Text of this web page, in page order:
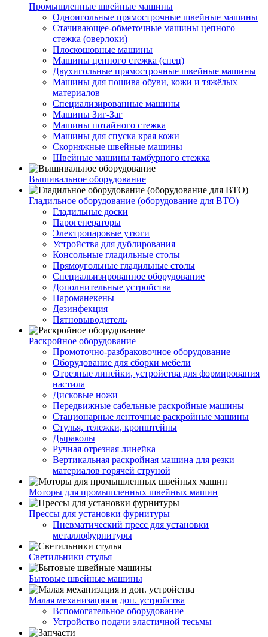
Промышленные швейные машины
Одноигольные прямострочные швейные машины
Стачивающее-обметочные машины цепного
стежка (оверлоки)
Плоскошовные машины
Машины цепного стежка (спец)
Двухигольные прямострочные швейные машины
Машины для пошива обуви, кожи и тяжёлых
материалов
Специализированные машины
Машины Зиг-Заг
Машины потайного стежка
Машины для спуска края кожи
Скорняжные швейные машины
Швейные машины тамбурного стежка
Вышивальное оборудование
Гладильное оборудование (оборудование для ВТО)
Гладильные доски
Парогенераторы
Электропаровые утюги
Устройства для дублирования
Консольные гладильные столы
Прямоугольные гладильные столы
Специальизированное оборудование
Дополнительные устройства
Пароманекены
Дезинфекция
Пятновыводитель
Раскройное оборудование
Промоточно-разбраковочное оборудование
Оборудование для сборки мебели
Отрезные линейки, устройства для формирования
настила
Дисковые ножи
Передвижные сабельные раскройные машины
Стационарные ленточные раскройные машины
Стулья, тележки, кронштейны
Дыраколы
Ручная отрезная линейка
Вертикальная раскройная машина для резки
материалов горячей струной
Моторы для промышленных швейных машин
Прессы для установки фурнитуры
Пневматический пресс для установки
металлофурнитуры
Светильники стулья
Бытовые швейные машины
Малая механизация и доп. устройства
Вспомогательное оборудование
Устройство подачи эластичной тесьмы